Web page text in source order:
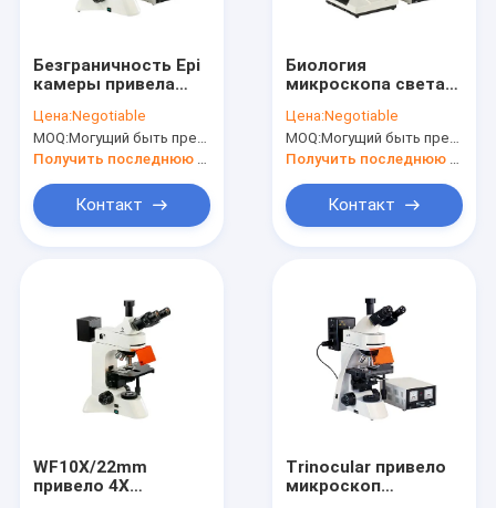
Безграничность Epi
камеры привела
генетики окуляра
флюоресцентного
микроскопа WF10X
Цена:Negotiable
MOQ:Могущий быть предметом переговоров
Контакт
Биология
микроскопа света
научной
лаборатории Epi-
флуоресцирования
Цена:Negotiable
MOQ:Могущий быть предметом переговоров
Контакт
WF10X/22mm
привело 4X
Trinocular привело
микроскоп